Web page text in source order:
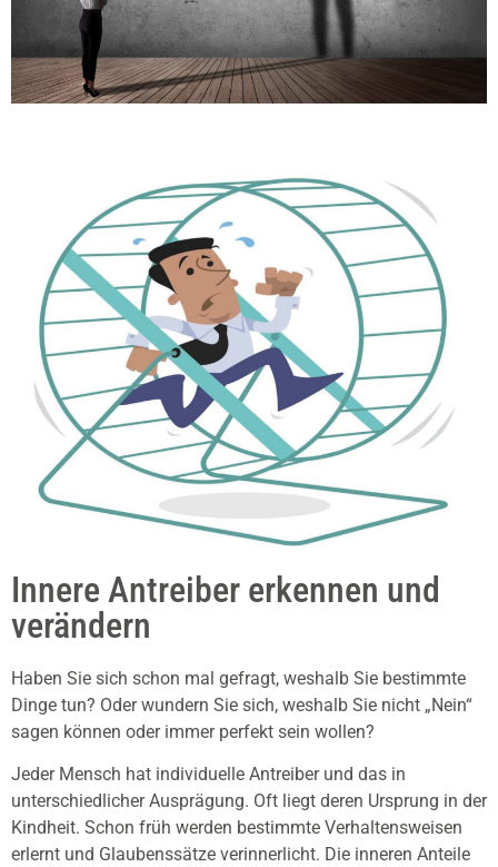
Innere Antreiber erkennen und
verändern
Haben Sie sich schon mal gefragt, weshalb Sie bestimmte
Dinge tun? Oder wundern Sie sich, weshalb Sie nicht „Nein“
sagen können oder immer perfekt sein wollen?
Jeder Mensch hat individuelle Antreiber und das in
unterschiedlicher Ausprägung. Oft liegt deren Ursprung in der
Kindheit. Schon früh werden bestimmte Verhaltensweisen
erlernt und Glaubenssätze verinnerlicht. Die inneren Anteile